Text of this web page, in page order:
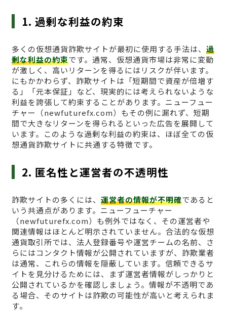
1. 過剰な利益の約束
多くの仮想通貨詐欺サイトが最初に使用する手法は、 過
剰な利益の約束です。通常、仮想通貨市場は非常に変動
が激しく、高いリターンを得るにはリスクが伴います。
にもかかわらず、詐欺サイトは「短期間で資産が倍増す
る」「元本保証」など、現実的には考えられないような
利益を誇張して約束することがあります。ニューフュー
チャー（newfuturefx.com）もその例に漏れず、短期
間で大きなリターンを得られるといった広告を展開して
います。このような過剰な利益の約束は、ほぼ全ての仮
想通貨詐欺サイトに共通する特徴です。
2. 匿名性と運営者の不透明性
詐欺サイトの多くには、 運営者の情報が不明確であると
いう共通点があります。ニューフューチャー
（newfuturefx.com）も例外ではなく、その運営者や
関連情報はほとんど明示されていません。合法的な仮想
通貨取引所では、法人登録番号や運営チームの名前、さ
らにはコンタクト情報が公開されていますが、詐欺業者
は通常、これらの情報を隠蔽しています。信頼できるサ
イトを見分けるためには、まず運営者情報がしっかりと
公開されているかを確認しましょう。情報が不透明であ
る場合、そのサイトは詐欺の可能性が高いと考えられま
す。